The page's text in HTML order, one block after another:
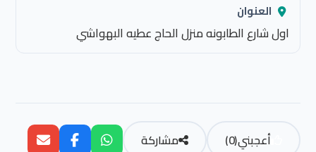
العنوان
اول شارع الطابونه منزل الحاج عطيه البهواشي
أعجبني(
0
) مشاركة